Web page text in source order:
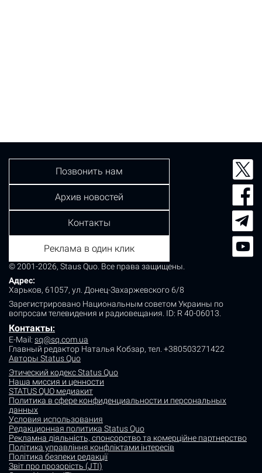
© 2001-2026, Staus Quo. Все права защищены.
Адрес:
Харьков, 61057, ул. Донец-Захаржевского 6/8
Зарегистрировано Национальным советом Украины по
вопросам телевидения и радиовещания. ID: R 40-06013.
Контакты:
E-Mail: sq@sq.com.ua
Главный редактор Наталья Кобзар, тел. +380503271422
Авторы Status Quo
Этический кодекс Status Quo
Наша миссия и ценности
STATUS QUO медиакит
Политика в сфере конфиденциальности и персональных
данных
Условия использования
Редакционная политика Status Quo
Рекламна діяльність, спонсорство та комерційне партнерство
Політика управління конфліктами інтересів
Політика безпеки редакції
Звіт про прозорість (JTI)
Позвонить нам
Архив новостей
Контакты
Реклама в один клик